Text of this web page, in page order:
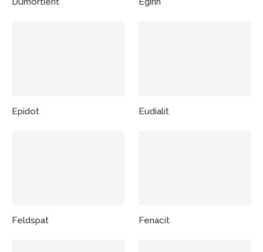
Epidot Eudialit
Feldspat Fenacit